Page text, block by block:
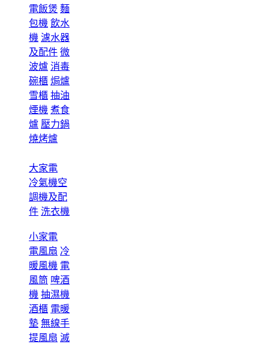
電飯煲 麵
包機 飲水
機 濾水器
及配件 微
波爐 消毒
碗櫃 焗爐
雪櫃 抽油
煙機 煮食
爐 壓力鍋
燒烤爐
大家電
冷氣機空
調機及配
件 洗衣機
小家電
電風扇 冷
暖風機 電
風筒 啤酒
機 抽濕機
酒櫃 電暖
墊 無線手
提風扇 滅